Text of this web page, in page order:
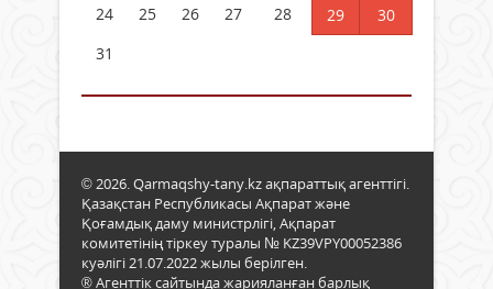
24
25 26 27 28 29
30
31
© 2026. Qarmaqshy-tany.kz ақпараттық агенттігі.
Қазақстан Республикасы Ақпарат және
Қоғамдық даму министрлігі, Ақпарат
комитетінің тіркеу туралы № KZ39VPY00052386
куәлігі 21.07.2022 жылы берілген.
® Агенттік сайтында жарияланған барлық